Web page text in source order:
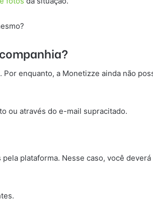
enquanto, a Monetizze ainda não
ou através do e-mail supracitado.
plataforma. Nesse caso, você